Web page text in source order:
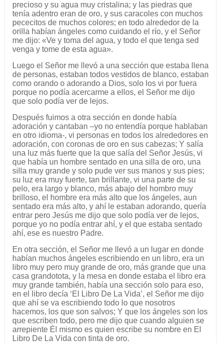
precioso y su agua muy cristalina; y las piedras que
tenía adentro eran de oro, y sus caracoles con muchos
pececitos de muchos colores; en todo alrededor de la
orilla habían ángeles como cuidando el río, y el Señor
me dijo: «Ve y toma del agua, y todo el que tenga sed
venga y tome de esta agua».
Luego el Señor me llevó a una sección que estaba llena
de personas, estaban todos vestidos de blanco, estaban
como orando o adorando a Dios, solo los vi por fuera
porque no podía acercarme a ellos, el Señor me dijo
que solo podía ver de lejos.
Después fuimos a otra sección en donde había
adoración y cantaban –yo no entendía porque hablaban
en otro idioma-, vi personas en todos los alrededores en
adoración, con coronas de oro en sus cabezas; Y salía
una luz más fuerte que la que salía del Señor Jesús, vi
que había un hombre sentado en una silla de oro, una
silla muy grande y solo pude ver sus manos y sus pies;
su luz era muy fuerte, tan brillante, vi una parte de su
pelo, era largo y blanco, más abajo del hombro muy
brilloso, el hombre era más alto que los ángeles, aun
sentado era más alto, y ahí le estaban adorando, quería
entrar pero Jesús me dijo que solo podía ver de lejos,
porque yo no podía entrar ahí, y el que estaba sentado
ahí, ese es nuestro Padre.
En otra sección, el Señor me llevó a un lugar en donde
habían muchos ángeles escribiendo en un libro, era un
libro muy pero muy grande de oro, más grande que una
casa grandotota, y la mesa en donde estaba el libro era
muy grande también, había una sección solo para eso,
en el libro decía ‘El Libro De La Vida’, el Señor me dijo
que ahí se va escribiendo todo lo que nosotros
hacemos, los que son salvos; Y que los ángeles son los
que escriben todo, pero me dijo que cuando alguien se
arrepiente Él mismo es quien escribe su nombre en El
Libro De La Vida con tinta de oro.